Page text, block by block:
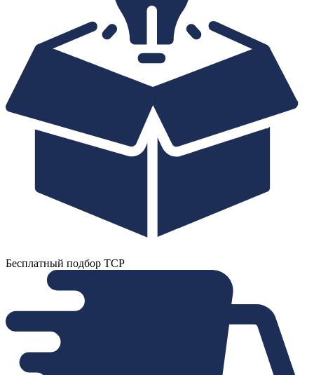
Бесплатный подбор ТСР